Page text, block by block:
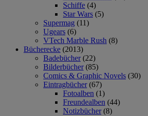
Schiffe (4)
Star Wars (5)
Supermag (11)
Ugears (6)
VTech Marble Rush (8)
Bücherecke (2013)
Badebücher (22)
Bilderbücher (85)
Comics & Graphic Novels (30)
Eintragbücher (67)
Fotoalben (1)
Freundealben (44)
Notizbücher (8)